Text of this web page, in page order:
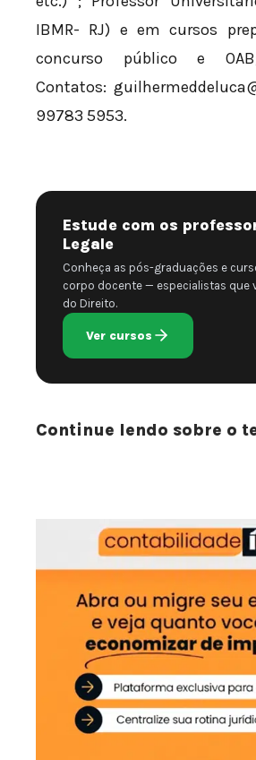
IBMR- RJ) e em cursos
concurso público e
Contatos:
99783 5953.
Estude com os
Legale
Conheça as pós-graduações e
corpo docente — especialistas que
do Direito.
Ver cursos
Continue lendo sobre o